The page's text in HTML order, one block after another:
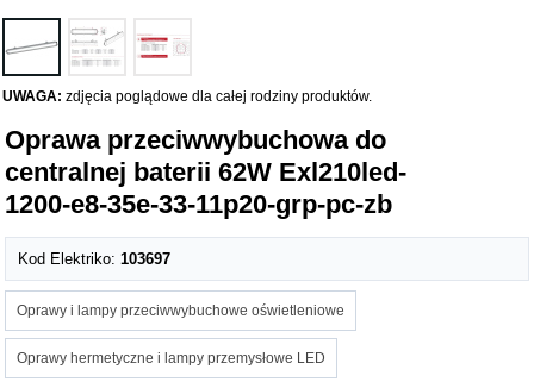
UWAGA: zdjęcia poglądowe dla całej rodziny produktów.
Oprawa przeciwwybuchowa do
centralnej baterii 62W Exl210led-
1200-e8-35e-33-11p20-grp-pc-zb
Kod Elektriko:103697
Oprawy i lampy przeciwwybuchowe oświetleniowe
Oprawy hermetyczne i lampy przemysłowe LED